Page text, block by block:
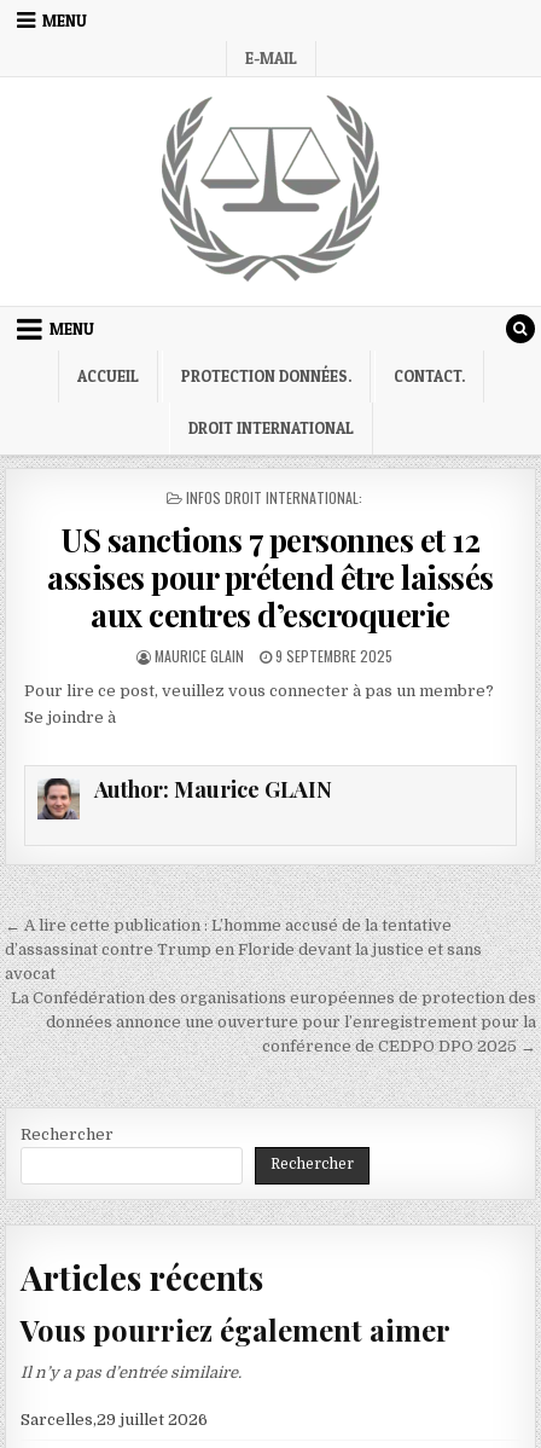
Skip
MENU
E-MAIL
MENU
ACCUEIL PROTECTION DONNÉES. CONTACT.
DROIT INTERNATIONAL
POSTED
INFOS DROIT INTERNATIONAL:
US sanctions 7 personnes et 12
assises pour prétend être laissés
aux centres d’escroquerie
AUTHOR:
MAURICE GLAIN
PUBLISHED
9 SEPTEMBRE 2025
Pour lire ce post, veuillez vous connecter à pas un membre?
Se joindre à
Author: Maurice GLAIN
Navigation
de
l’article
← A lire cette publication : L’homme accusé de la tentative
d’assassinat contre Trump en Floride devant la justice et sans
avocat
La Confédération des organisations européennes de protection des
données annonce une ouverture pour l’enregistrement pour la
conférence de CEDPO DPO 2025 →
Rechercher
Rechercher
Articles récents
Vous pourriez également aimer
Il n’y a pas d’entrée similaire.
Sarcelles,29 juillet 2026